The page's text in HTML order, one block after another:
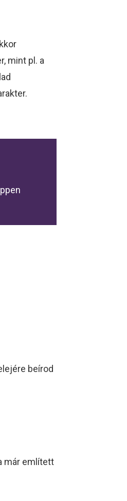
mint pl. a
beírod
már említett